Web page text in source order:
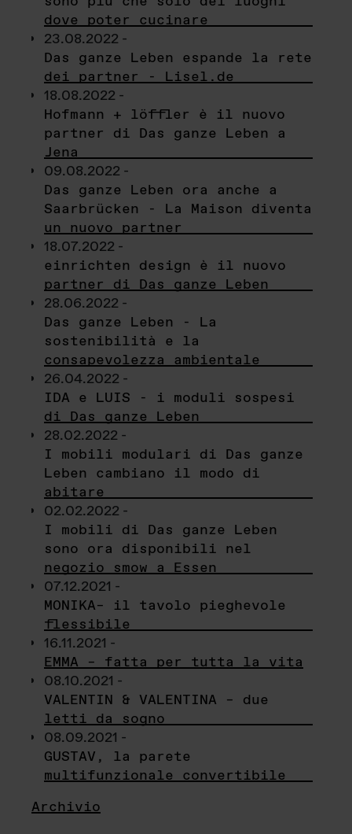
dove poter cucinare
23.08.2022 -
Das ganze Leben espande la rete
dei partner - Lisel.de
18.08.2022 -
Hofmann + löffler è il nuovo
partner di Das ganze Leben a
Jena
09.08.2022 -
Das ganze Leben ora anche a
Saarbrücken - La Maison diventa
un nuovo partner
18.07.2022 -
einrichten design è il nuovo
partner di Das ganze Leben
28.06.2022 -
Das ganze Leben - La
sostenibilità e la
consapevolezza ambientale
26.04.2022 -
IDA e LUIS - i moduli sospesi
di Das ganze Leben
28.02.2022 -
I mobili modulari di Das ganze
Leben cambiano il modo di
abitare
02.02.2022 -
I mobili di Das ganze Leben
sono ora disponibili nel
negozio smow a Essen
07.12.2021 -
MONIKA– il tavolo pieghevole
flessibile
16.11.2021 -
EMMA – fatta per tutta la vita
08.10.2021 -
VALENTIN & VALENTINA – due
letti da sogno
08.09.2021 -
GUSTAV, la parete
multifunzionale convertibile
Archivio